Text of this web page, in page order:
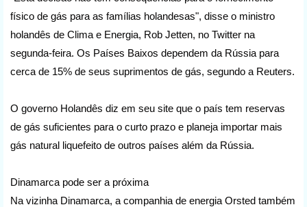
físico de gás para as famílias holandesas", disse o ministro
holandês de Clima e Energia, Rob Jetten, no Twitter na
segunda-feira. Os Países Baixos dependem da Rússia para
cerca de 15% de seus suprimentos de gás, segundo a Reuters.
O governo Holandês diz em seu site que o país tem reservas
de gás suficientes para o curto prazo e planeja importar mais
gás natural liquefeito de outros países além da Rússia.
Dinamarca pode ser a próxima
Na vizinha Dinamarca, a companhia de energia Orsted também